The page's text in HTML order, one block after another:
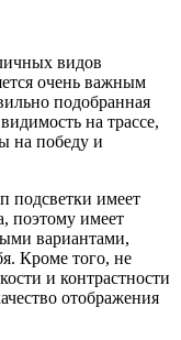
видов
очень важным
подобранная
на трассе,
на победу и
подсветки имеет
поэтому имеет
вариантами,
Кроме того, не
и контрастности
отображения